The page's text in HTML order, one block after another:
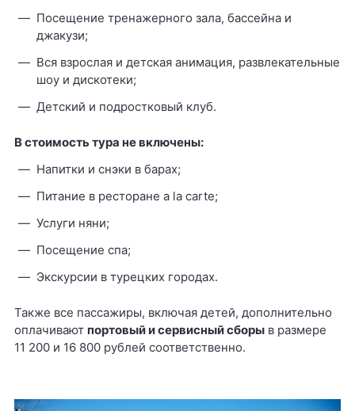
Посещение тренажерного зала, бассейна и
джакузи;
Вся взрослая и детская анимация, развлекательные
шоу и дискотеки;
Детский и подростковый клуб.
В стоимость тура не включены:
Напитки и снэки в барах;
Питание в ресторане a la carte;
Услуги няни;
Посещение спа;
Экскурсии в турецких городах.
Также все пассажиры, включая детей, дополнительно
оплачивают портовый и сервисный сборыв размере
11 200 и 16 800 рублей соответственно.